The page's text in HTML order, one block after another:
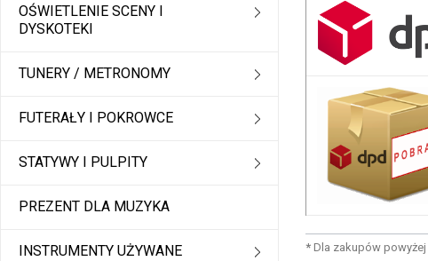
OŚWIETLENIE SCENY I
DYSKOTEKI
TUNERY / METRONOMY
FUTERAŁY I POKROWCE
STATYWY I PULPITY
PREZENT DLA MUZYKA
INSTRUMENTY UŻYWANE *Dla zakupów powyżej